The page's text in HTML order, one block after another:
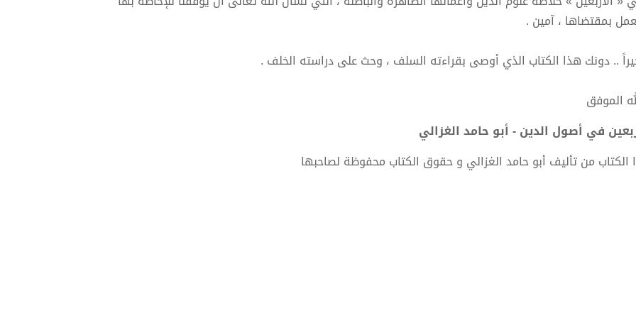
بمقتضاها ، آمين .
.. دونك هذا الكتاب الذي أوصى بقراءته السلف ، وحث على دراسته الخلف .
الموفق
في أصول الدين - أبو حامد الغزالي
الكتاب من تأليف أبو حامد الغزالي و حقوق الكتاب محفوظة لصاحبها